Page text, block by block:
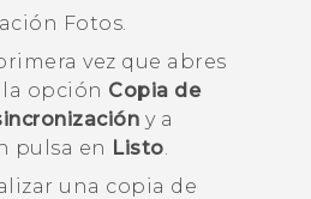
Fotos.
vez que abres
la opción Copia de
y a
pulsa en Listo.
una copia de